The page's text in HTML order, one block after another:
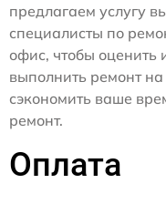
предлагаем услугу
специалисты по
офис, чтобы оценить
выполнить ремонт на
сэкономить ваше
ремонт.
Оплата